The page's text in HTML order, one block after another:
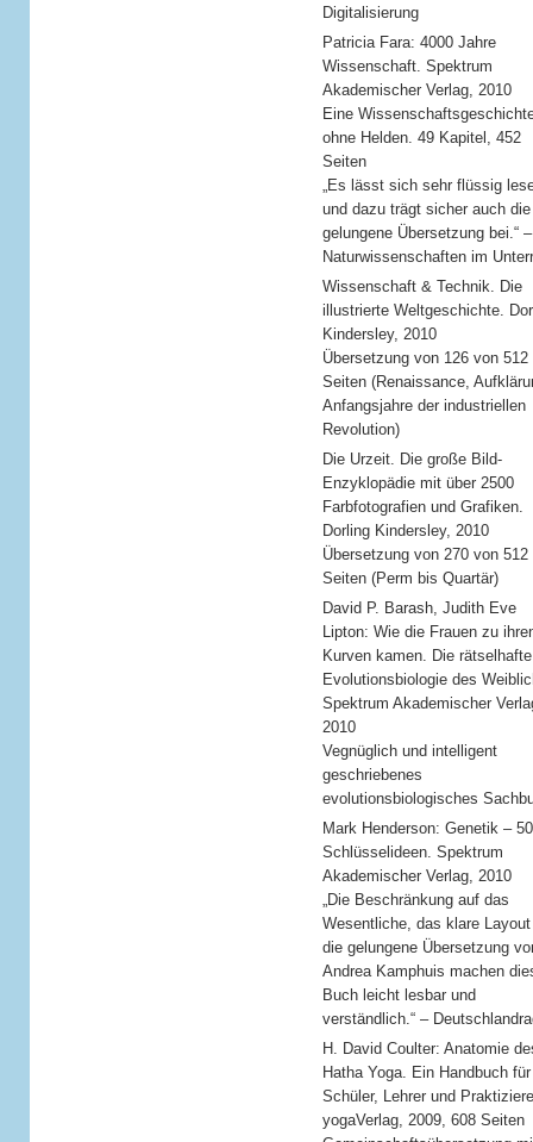
Digitalisierung
Patricia Fara: 4000 Jahre
Wissenschaft. Spektrum
Akademischer Verlag, 2010
Eine
ohne Helden. 49 Kapitel, 452
Seiten
„Es lässt sich sehr flüssig
und dazu trägt sicher auch die
gelungene Übersetzung bei.“ –
Naturwissenschaften im
Wissenschaft & Technik. Die
illustrierte Weltgeschichte.
Kindersley, 2010
Übersetzung von 126 von 512
Seiten (Renaissance,
Anfangsjahre der industriellen
Revolution)
Die Urzeit. Die große Bild-
Enzyklopädie mit über 2500
Farbfotografien und Grafiken.
Dorling Kindersley, 2010
Übersetzung von 270 von 512
Seiten (Perm bis Quartär)
David P. Barash, Judith Eve
Lipton: Wie die Frauen zu
Kurven kamen. Die rätselhafte
Evolutionsbiologie des
Spektrum Akademischer
2010
Vegnüglich und intelligent
geschriebenes
evolutionsbiologisches
Mark Henderson: Genetik – 50
Schlüsselideen. Spektrum
Akademischer Verlag, 2010
„Die Beschränkung auf das
Wesentliche, das klare Layout
die gelungene Übersetzung
Andrea Kamphuis machen
Buch leicht lesbar und
verständlich.“ –
H. David Coulter: Anatomie
Hatha Yoga. Ein Handbuch für
Schüler, Lehrer und
yogaVerlag, 2009, 608 Seiten